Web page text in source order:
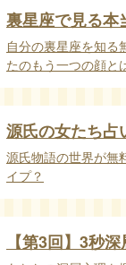
裏星座で見る本
自分の裏星座を知
たのもう一つの顔と
源氏の女たち占
源氏物語の世界が無
イプ？
【第3回】3秒